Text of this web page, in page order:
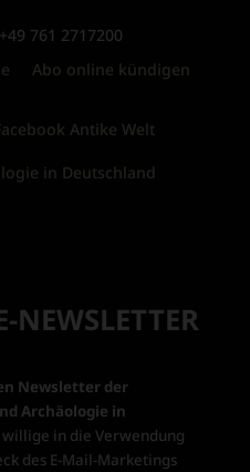
+49 761 2717200
Abo online kündigen
Antike Welt
in Deutschland
NEWSLETTER
Newsletter der
Archäologie in
willige in die Verwendung
des E-Mail-Marketings